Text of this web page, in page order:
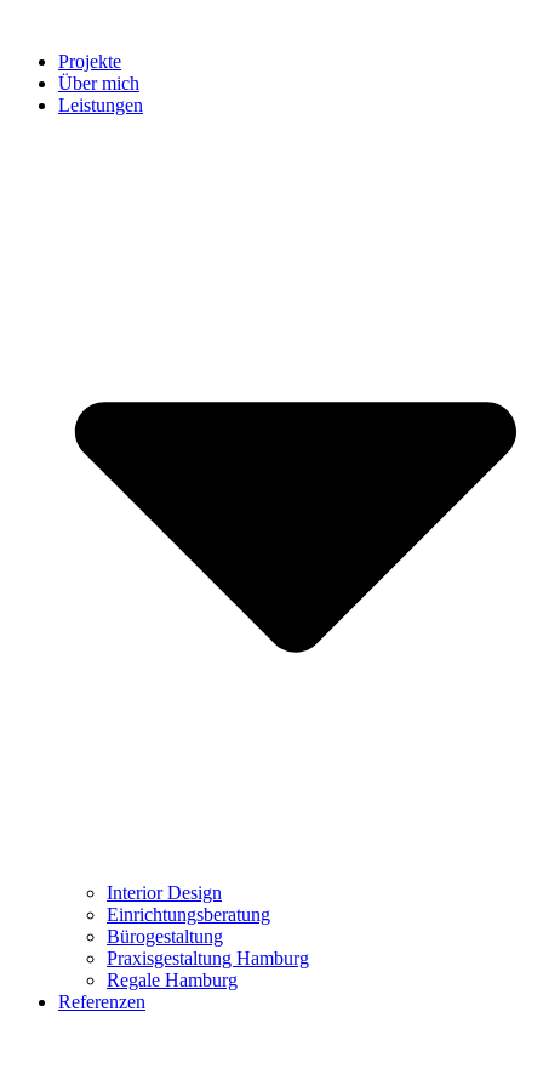
Projekte
Über mich
Leistungen
Interior Design
Einrichtungsberatung
Bürogestaltung
Praxisgestaltung Hamburg
Regale Hamburg
Referenzen